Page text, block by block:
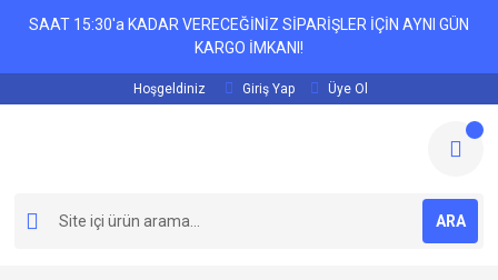
SAAT 15:30'a KADAR VERECEĞİNİZ SİPARİŞLER İÇİN AYNI GÜN
KARGO İMKANI!
Hoşgeldiniz Giriş Yap Üye Ol
ARA